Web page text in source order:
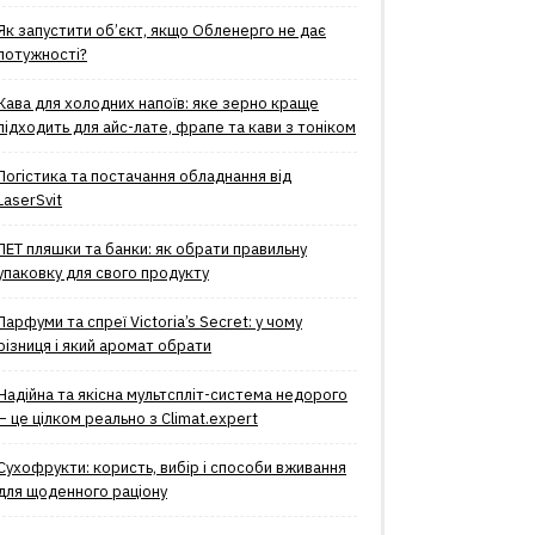
запустити об’єкт, якщо Обленерго не дає
для холодних напоїв: яке зерно краще
для айс-лате, фрапе та кави з тоніком
та постачання обладнання від
пляшки та банки: як обрати правильну
для свого продукту
та спреї Victoria’s Secret: у чому
і який аромат обрати
та якісна мультспліт-система недорого
це цілком реально з Climat.еxpert
користь, вибір і способи вживання
щоденного раціону